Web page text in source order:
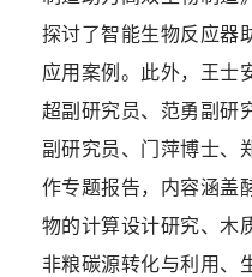
探讨了智能生物反应器
应用案例。此外，王士
超副研究员、范勇副研
副研究员、门萍博士、
作专题报告，内容涵盖
物的计算设计研究、木
非粮碳源转化与利用、